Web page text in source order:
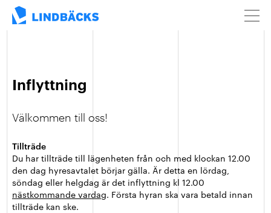
Inflyttning
Välkommen till oss!
Tillträde
Du har tillträde till lägenheten från och med klockan 12.00
den dag hyresavtalet börjar gälla. Är detta en lördag,
söndag eller helgdag är det inflyttning kl 12.00
nästkommande vardag. Första hyran ska vara betald innan
tillträde kan ske.